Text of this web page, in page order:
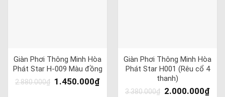
Giàn Phơi Thông Minh Hòa
Phát Star H-009 Màu đồng
2.880.000₫ 1.450.000₫
Giàn Phơi Thông Minh Hòa
Phát Star H001 (Rêu cổ 4
thanh)
3.380.000₫ 2.000.000₫